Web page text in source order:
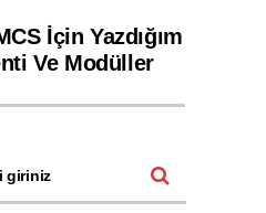
İçin Yazdığım
Ve Modüller